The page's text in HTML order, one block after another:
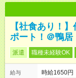
【社食あり！
ポート！＠鴨居
派遣 職種未経験OK
給与
時給1650